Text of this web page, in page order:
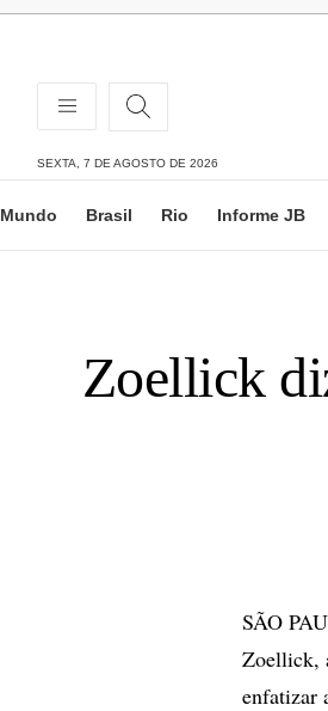
SEXTA, 7 DE AGOSTO DE 2026
Mundo Brasil Rio Informe JB
Zoellick
SÃO
Zoellick,
enfatizar